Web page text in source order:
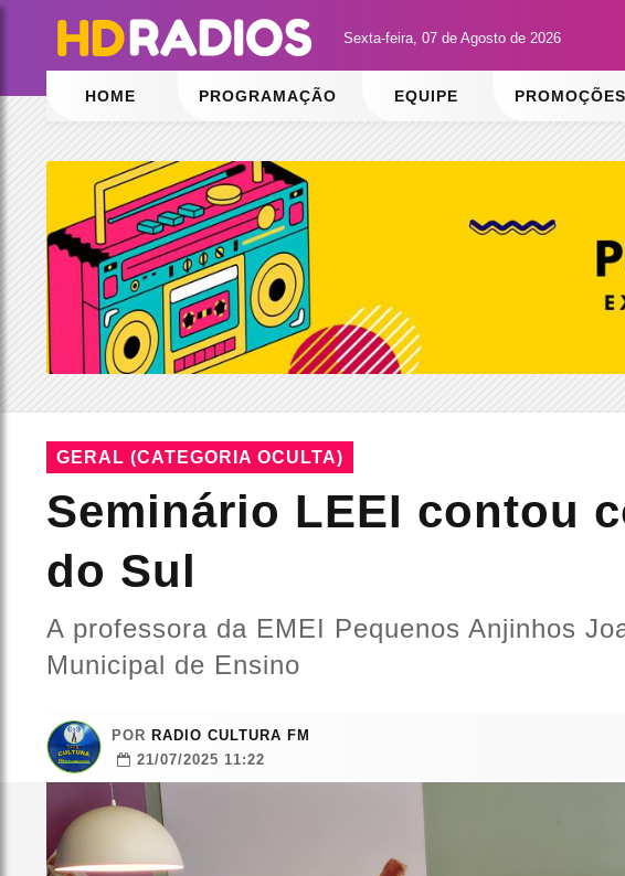
Sexta-feira, 07 de Agosto de 2026
HOME PROGRAMAÇÃO EQUIPE PROMOÇÕES
GERAL (CATEGORIA OCULTA)
Seminário LEEI contou
do Sul
A professora da EMEI Pequenos Anjinhos
Municipal de Ensino
POR RADIO CULTURA FM
21/07/2025 11:22